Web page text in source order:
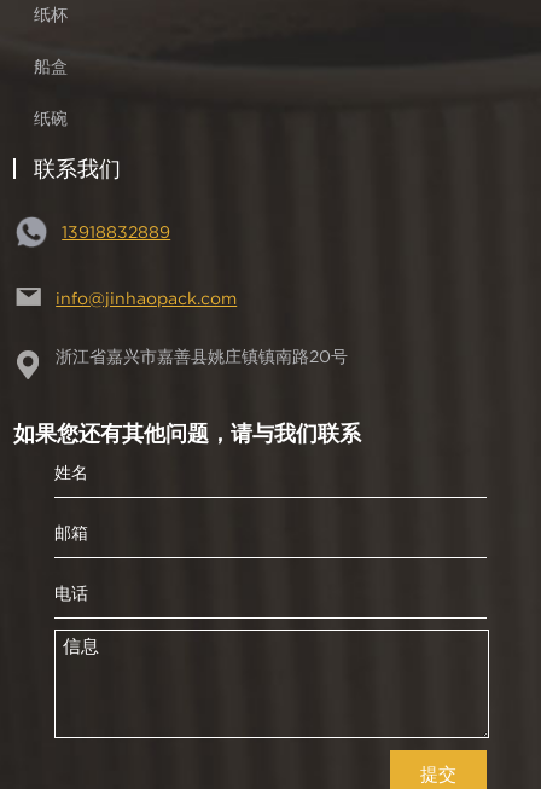
纸杯
船盒
纸碗
联系我们
13918832889
info@jinhaopack.com
浙江省嘉兴市嘉善县姚庄镇镇南路20号
如果您还有其他问题，请与我们联系